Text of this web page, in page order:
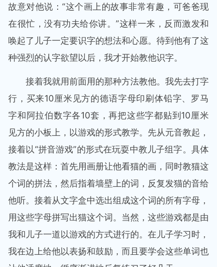
故意对他说：“这个画上的故事非常有趣，可爸爸现
在很忙，没有功夫给你讲。”这样一来，反而激发和
唤起了儿子一定要识字的想法和心愿。待到他有了这
种强烈的认字欲望以后，我才开始教他识字。
接着我就用前面用的那种方法教他。我先去打字
行，买来10厘米见方的德语字母印刷体铅字、罗马
字和阿拉伯数字各10套，再把这些字都贴到10厘米
见方的小板上，以游戏的形式教学。先从元音教起，
接着以“拼音游戏”的形式在玩耍中教儿子组字。具体
教法是这样：首先用画册让他看猫的画，同时教猫这
个词的拼法，然后指着墙壁上的词，反复发猫的音给
他听。接着从文字盒中选出组成这个词的所有字母，
用这些字母拼写出猫这个词。当然，这些游戏都是由
我和儿子一道以游戏的方式进行的。在儿子学习时，
我在边上给他以表扬和鼓励，而且要学会这些单词也